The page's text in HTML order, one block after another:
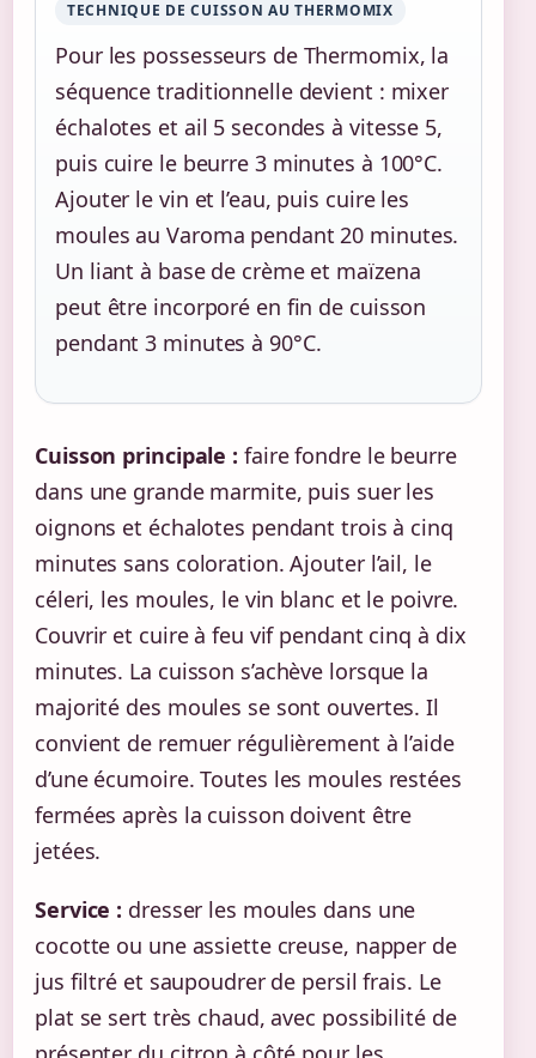
TECHNIQUE DE CUISSON AU THERMOMIX
Pour les possesseurs de Thermomix, la
séquence traditionnelle devient : mixer
échalotes et ail 5 secondes à vitesse 5,
puis cuire le beurre 3 minutes à 100°C.
Ajouter le vin et l’eau, puis cuire les
moules au Varoma pendant 20 minutes.
Un liant à base de crème et maïzena
peut être incorporé en fin de cuisson
pendant 3 minutes à 90°C.
Cuisson principale : faire fondre le beurre
dans une grande marmite, puis suer les
oignons et échalotes pendant trois à cinq
minutes sans coloration. Ajouter l’ail, le
céleri, les moules, le vin blanc et le poivre.
Couvrir et cuire à feu vif pendant cinq à dix
minutes. La cuisson s’achève lorsque la
majorité des moules se sont ouvertes. Il
convient de remuer régulièrement à l’aide
d’une écumoire. Toutes les moules restées
fermées après la cuisson doivent être
jetées.
Service : dresser les moules dans une
cocotte ou une assiette creuse, napper de
jus filtré et saupoudrer de persil frais. Le
plat se sert très chaud, avec possibilité de